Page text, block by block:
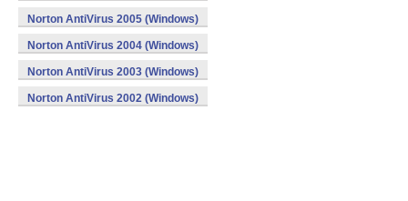
Norton AntiVirus 2005 (Windows)
Norton AntiVirus 2004 (Windows)
Norton AntiVirus 2003 (Windows)
Norton AntiVirus 2002 (Windows)